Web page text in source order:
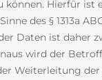
können. Hierfür
des § 1313a
Daten ist
wird der
Weiterleitung